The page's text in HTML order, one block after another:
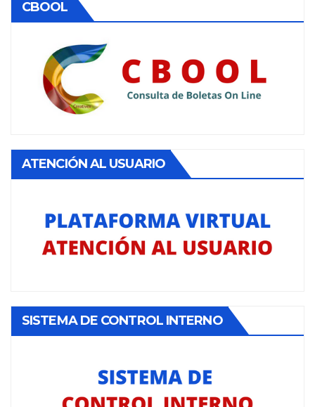
CBOOL
ATENCIÓN AL USUARIO
SISTEMA DE CONTROL INTERNO